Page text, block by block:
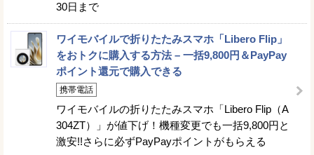
30日まで
ワイモバイルで折りたたみスマホ「Libero Flip」
をおトクに購入する方法 – 一括9,800円＆PayPay
ポイント還元で購入できる
携帯電話
ワイモバイルの折りたたみスマホ「Libero Flip（A
304ZT）」が値下げ！機種変更でも一括9,800円と
激安!!さらに必ずPayPayポイントがもらえる